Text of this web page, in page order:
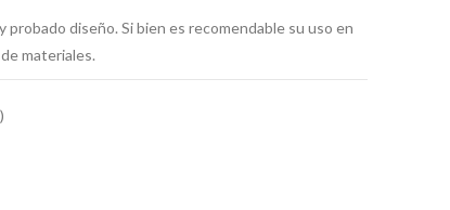
probado diseño. Si bien es recomendable su uso en
materiales.